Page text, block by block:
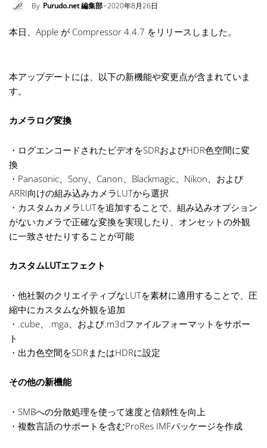
By Purudo.net 編集部 2020年8月26日
本日、Apple が Compressor 4.4.7 をリリースしました。
本アップデートには、以下の新機能や変更点が含まれていま
す。
カメラログ変換
・ログエンコードされたビデオをSDRおよびHDR色空間に変
換
・Panasonic、Sony、Canon、Blackmagic、Nikon、および
ARRI向けの組み込みカメラLUTから選択
・カスタムカメラLUTを追加することで、組み込みオプション
がないカメラで正確な変換を実現したり、オンセットの外観
に一致させたりすることが可能
カスタムLUTエフェクト
・他社製のクリエイティブなLUTを素材に適用することで、圧
縮中にカスタムな外観を追加
・.cube、.mga、および.m3dファイルフォーマットをサポー
ト
・出力色空間をSDRまたはHDRに設定
その他の新機能
・SMBへの分散処理を使って速度と信頼性を向上
・複数言語のサポートを含むProRes IMFパッケージを作成